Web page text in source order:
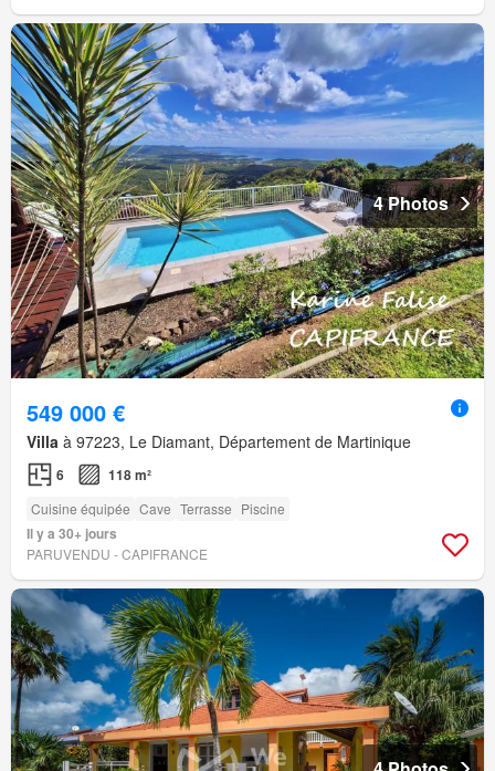
4 Photos
549 000 €
Villa à 97223, Le Diamant, Département de Martinique
6 118 m²
Cuisine équipée Cave Terrasse Piscine
Il y a 30+ jours
PARUVENDU - CAPIFRANCE